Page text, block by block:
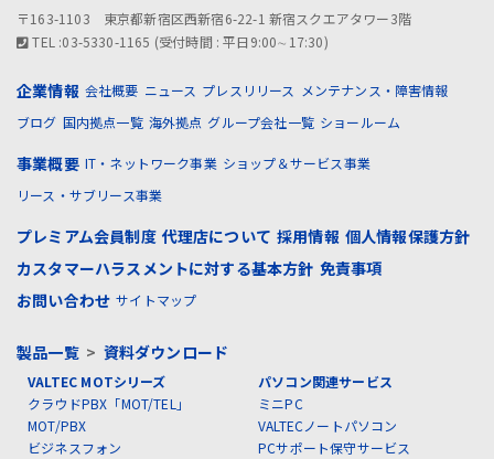
〒163-1103 東京都新宿区西新宿6-22-1 新宿スクエアタワー3階
TEL :03-5330-1165 (受付時間 : 平日9:00∼17:30)
企業情報 会社概要 ニュース プレスリリース
メンテナンス・障害情報
ブログ 国内拠点一覧 海外拠点 グループ会社一覧 ショールーム
事業概要 IT・ネットワーク事業 ショップ＆サービス事業
リース・サブリース事業
プレミアム会員制度 代理店について 採用情報 個人情報保護方針
カスタマーハラスメントに対する基本方針 免責事項
お問い合わせ サイトマップ
製品一覧> 資料ダウンロード
VALTEC MOTシリーズ
クラウドPBX「MOT/TEL」
MOT/PBX
ビジネスフォン
パソコン関連サービス
ミニPC
VALTECノートパソコン
PCサポート保守サービス